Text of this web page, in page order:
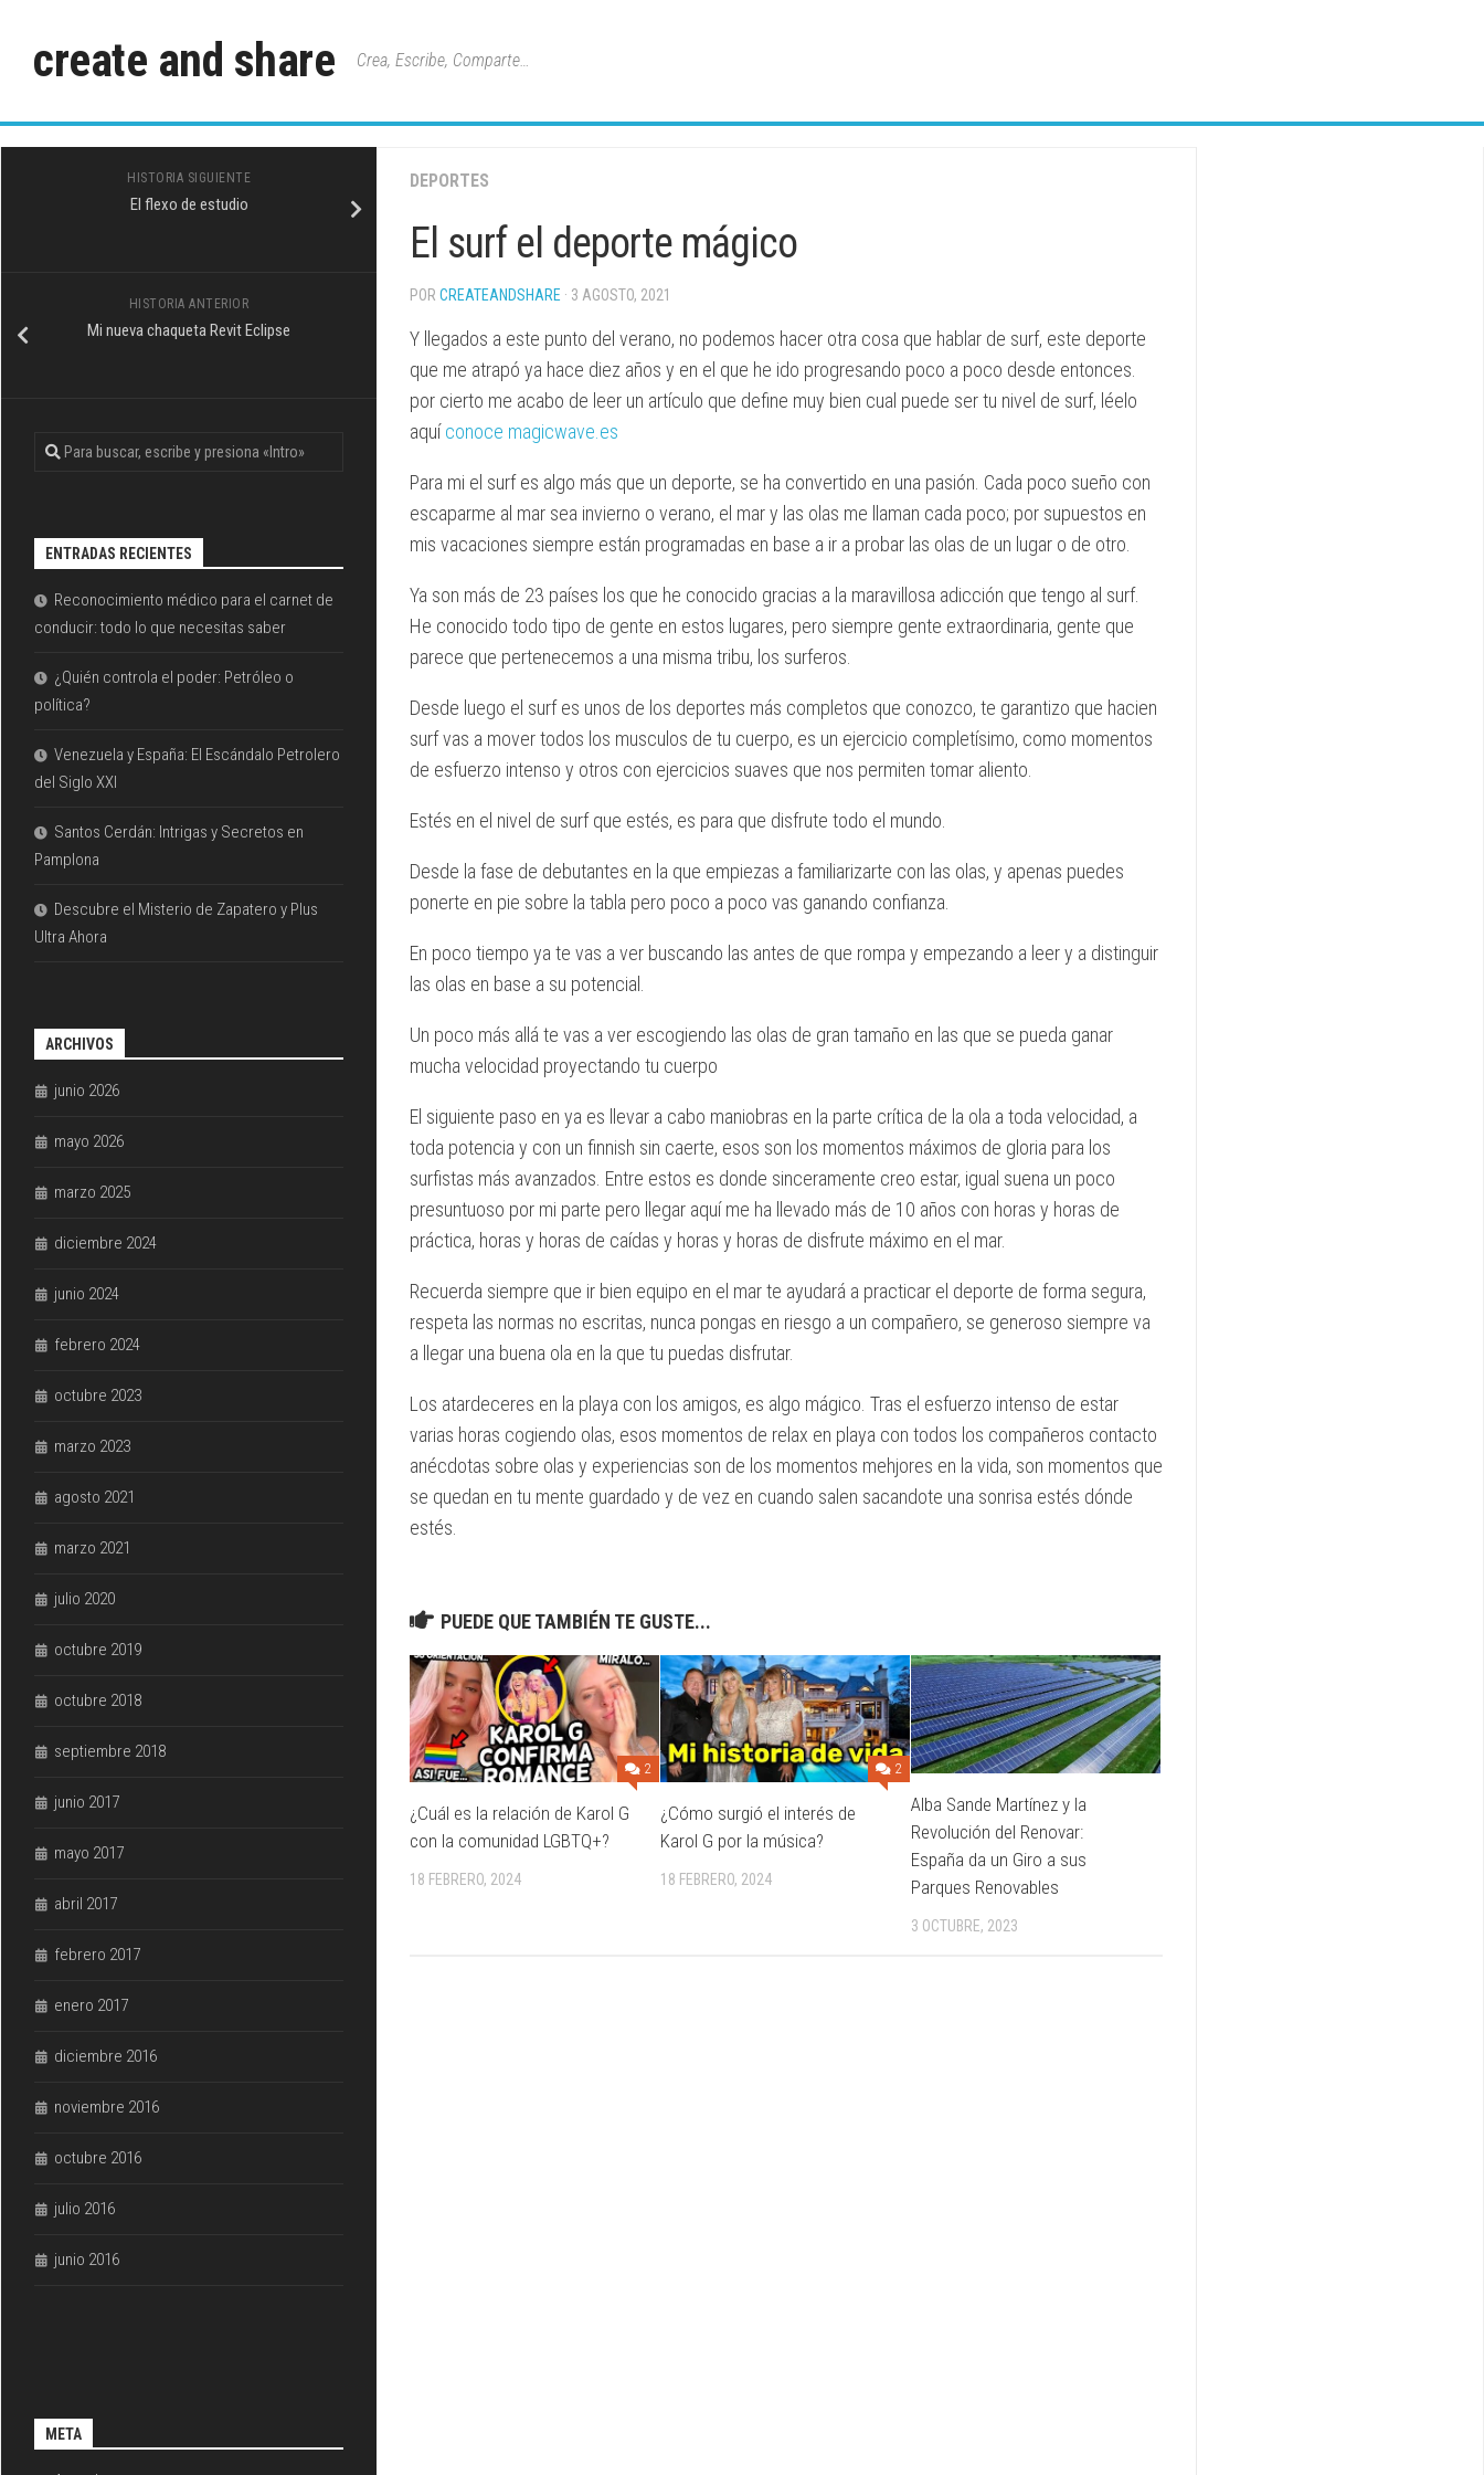
contenidocreate and share Crea, Escribe, Comparte…
DEPORTES
El surf el deporte mágico
POR CREATEANDSHARE · 3 AGOSTO, 2021
Y llegados a este punto del verano, no podemos hacer otra cosa que hablar de surf, este deporte
que me atrapó ya hace diez años y en el que he ido progresando poco a poco desde entonces.
por cierto me acabo de leer un artículo que define muy bien cual puede ser tu nivel de surf, léelo
aquíconoce magicwave.es
Para mi el surf es algo más que un deporte, se ha convertido en una pasión. Cada poco sueño con
escaparme al mar sea invierno o verano, el mar y las olas me llaman cada poco; por supuestos en
mis vacaciones siempre están programadas en base a ir a probar las olas de un lugar o de otro.
Ya son más de 23 países los que he conocido gracias a la maravillosa adicción que tengo al surf.
He conocido todo tipo de gente en estos lugares, pero siempre gente extraordinaria, gente que
parece que pertenecemos a una misma tribu, los surferos.
Desde luego el surf es unos de los deportes más completos que conozco, te garantizo que hacien
surf vas a mover todos los musculos de tu cuerpo, es un ejercicio completísimo, como momentos
de esfuerzo intenso y otros con ejercicios suaves que nos permiten tomar aliento.
Estés en el nivel de surf que estés, es para que disfrute todo el mundo.
Desde la fase de debutantes en la que empiezas a familiarizarte con las olas, y apenas puedes
ponerte en pie sobre la tabla pero poco a poco vas ganando confianza.
En poco tiempo ya te vas a ver buscando las antes de que rompa y empezando a leer y a distinguir
las olas en base a su potencial.
Un poco más allá te vas a ver escogiendo las olas de gran tamaño en las que se pueda ganar
mucha velocidad proyectando tu cuerpo
El siguiente paso en ya es llevar a cabo maniobras en la parte crítica de la ola a toda velocidad, a
toda potencia y con un finnish sin caerte, esos son los momentos máximos de gloria para los
surfistas más avanzados. Entre estos es donde sinceramente creo estar, igual suena un poco
presuntuoso por mi parte pero llegar aquí me ha llevado más de 10 años con horas y horas de
práctica, horas y horas de caídas y horas y horas de disfrute máximo en el mar.
Recuerda siempre que ir bien equipo en el mar te ayudará a practicar el deporte de forma segura,
respeta las normas no escritas, nunca pongas en riesgo a un compañero, se generoso siempre va
a llegar una buena ola en la que tu puedas disfrutar.
Los atardeceres en la playa con los amigos, es algo mágico. Tras el esfuerzo intenso de estar
varias horas cogiendo olas, esos momentos de relax en playa con todos los compañeros contacto
anécdotas sobre olas y experiencias son de los momentos mehjores en la vida, son momentos que
se quedan en tu mente guardado y de vez en cuando salen sacandote una sonrisa estés dónde
estés.
PUEDE QUE TAMBIÉN TE GUSTE...
2
¿Cuál es la relación de Karol G
con la comunidad LGBTQ+?
18 FEBRERO, 2024
2
¿Cómo surgió el interés de
Karol G por la música?
18 FEBRERO, 2024
Alba Sande Martínez y la
Revolución del Renovar:
España da un Giro a sus
Parques Renovables
3 OCTUBRE, 2023
HISTORIA SIGUIENTE
El flexo de estudio
HISTORIA ANTERIOR
Mi nueva chaqueta Revit Eclipse
ENTRADAS RECIENTES
Reconocimiento médico para el carnet de
conducir: todo lo que necesitas saber
¿Quién controla el poder: Petróleo o
política?
Venezuela y España: El Escándalo Petrolero
del Siglo XXI
Santos Cerdán: Intrigas y Secretos en
Pamplona
Descubre el Misterio de Zapatero y Plus
Ultra Ahora
ARCHIVOS
junio 2026
mayo 2026
marzo 2025
diciembre 2024
junio 2024
febrero 2024
octubre 2023
marzo 2023
agosto 2021
marzo 2021
julio 2020
octubre 2019
octubre 2018
septiembre 2018
junio 2017
mayo 2017
abril 2017
febrero 2017
enero 2017
diciembre 2016
noviembre 2016
octubre 2016
julio 2016
junio 2016
META